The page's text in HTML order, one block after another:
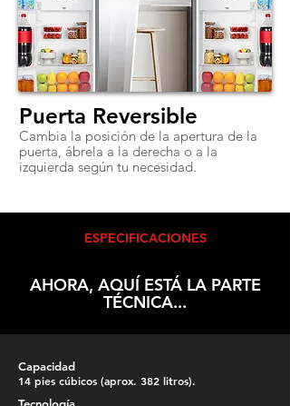
Puerta Reversible
Cambia la posición de la apertura de la
puerta, ábrela a la derecha o a la
izquierda según tu necesidad.
ESPECIFICACIONES
AHORA, AQUÍ ESTÁ LA PARTE
TÉCNICA...
Capacidad
14 pies cúbicos (aprox. 382 litros).